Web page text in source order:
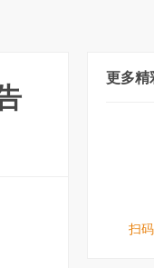
更多精
扫